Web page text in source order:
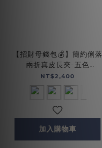
【招財母錢包💰】簡約俐落
兩折真皮長夾-五色
(074128)
NT$2,400
加入購物車